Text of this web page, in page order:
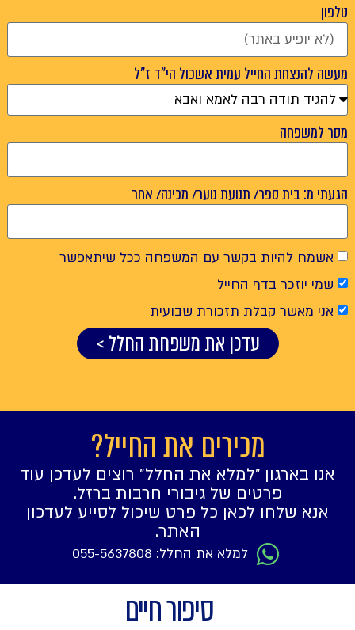
טלפון
מעשה להנצחת החייל עמית אשכול הי"ד ז"ל
מסר למשפחה
הגעתי מ: בית ספר/ תנועת נוער/ מכינה/ אחר
אשמח להיות בקשר עם המשפחה ככל שיתאפשר
שמי יוזכר בדף החייל
אני מאשר קבלת תזכורת שבועית
עדכן את משפחת החלל >
מכירים את החייל?
אנו בארגון ״למלא את החלל״ רוצים לעדכן עוד
פרטים של גיבורי חרבות ברזל.
אנא שלחו לכאן כל פרט שיכול לסייע לעדכון
האתר.
למלא את החלל: 055-5637808
סיפור חיים